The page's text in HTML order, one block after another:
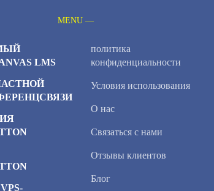
MENU —
LMS
политика
конфиденциальности
Условия использования
О нас
Связаться с нами
Отзывы клиентов
Блог